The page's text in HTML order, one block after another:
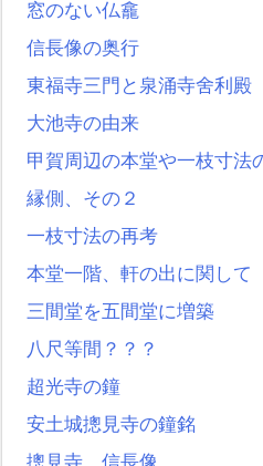
窓のない仏龕
信長像の奥行
東福寺三門と泉涌寺舍利殿
大池寺の由来
甲賀周辺の本堂や一枝寸法
縁側、その２
一枝寸法の再考
本堂一階、軒の出に関して
三間堂を五間堂に増築
八尺等間？？？
超光寺の鐘
安土城摠見寺の鐘銘
摠見寺、信長像